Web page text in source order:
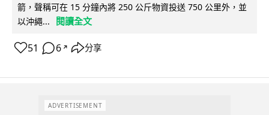
箭，聲稱可在 15 分鐘內將 250 公斤物資投送 750 公里外，並
以沖繩...
閱讀全文
51 6 ↗ 分享
ADVERTISEMENT